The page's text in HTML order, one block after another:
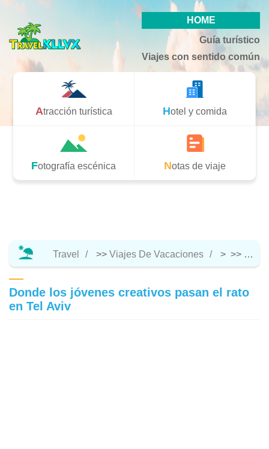
HOME
Guía turístico
Viajes con sentido común
Atracción turística Hotel y comida
Fotografía escénica Notas de viaje
Travel >> Viajes De Vacaciones > >>
Donde los jóvenes creativos pasan el rato
en Tel Aviv